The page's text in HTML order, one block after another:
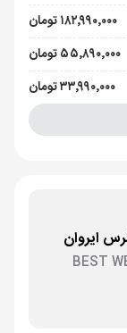
۱۸۲٬۹۹۰٬۰۰۰ تومان
۵۵٬۸۹۰٬۰۰۰ تومان
۳۳٬۹۹۰٬۰۰۰ تومان
ایروان
BEST